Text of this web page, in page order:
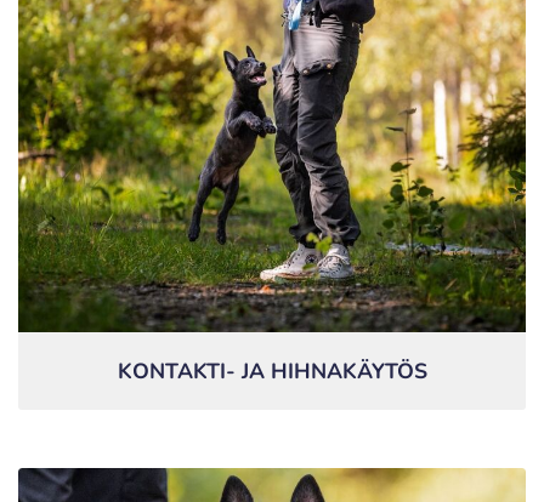
KONTAKTI- JA HIHNAKÄYTÖS